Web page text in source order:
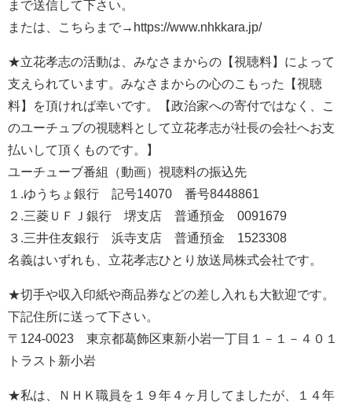
まで送信して下さい。
または、こちらまで→https://www.nhkkara.jp/
★立花孝志の活動は、みなさまからの【視聴料】によって
支えられています。みなさまからの心のこもった【視聴
料】を頂ければ幸いです。【政治家への寄付ではなく、こ
のユーチュブの視聴料として立花孝志が社長の会社へお支
払いして頂くものです。】
ユーチューブ番組（動画）視聴料の振込先
１.ゆうちょ銀行 記号14070 番号8448861
２.三菱ＵＦＪ銀行 堺支店 普通預金 0091679
３.三井住友銀行 浜寺支店 普通預金 1523308
名義はいずれも、立花孝志ひとり放送局株式会社です。
★切手や収入印紙や商品券などの差し入れも大歓迎です。
下記住所に送って下さい。
〒124-0023 東京都葛飾区東新小岩一丁目１－１－４０１
トラスト新小岩
★私は、ＮＨＫ職員を１９年４ヶ月してましたが、１４年